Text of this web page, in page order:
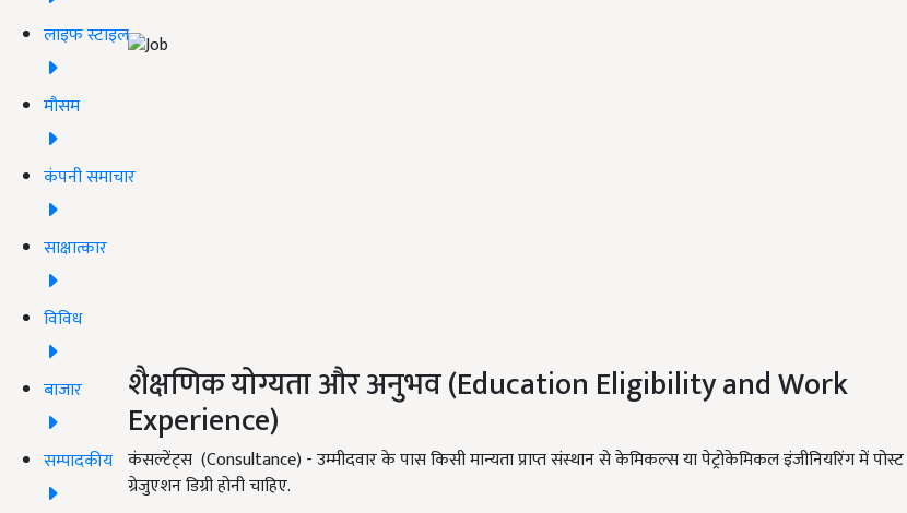
लाइफ स्टाइल
मौसम
कंपनी समाचार
साक्षात्कार
विविध
बाजार
सम्पादकीय
शैक्षणिक योग्यता और अनुभव (Education Eligibility and Work
Experience)
कंसल्टेंट्स (Consultance) - उम्मीदवार के पास किसी मान्यता प्राप्त संस्थान से केमिकल्स या पेट्रोकेमिकल इंजीनियरिंग में पोस्ट
ग्रेजुएशन डिग्री होनी चाहिए.